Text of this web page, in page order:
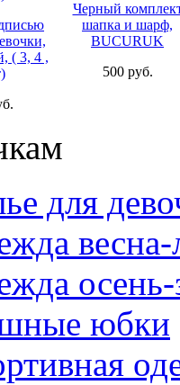
( 3, 4 ,
Черный
шапка и шарф,
BUCURUK
500 руб.
для
весна-
юбки